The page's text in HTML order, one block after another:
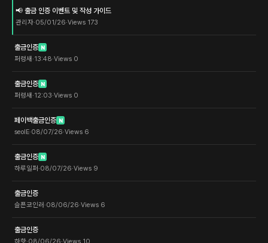
📢 출금 인증 이벤트 및 작성 가이드
관리자·05/01/26·Views 173
출금인증 N
퍼렁새 ·13:48·Views 0
출금인증 N
퍼렁새 ·12:03·Views 0
페이백출금인증 N
seolE·08/07/26·Views 6
출금인증 N
하루일퍼·08/07/26·Views 9
출금인증
슬픈코인러·08/06/26·Views 6
출금인증